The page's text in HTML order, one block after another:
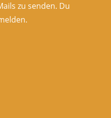
zu senden. Du